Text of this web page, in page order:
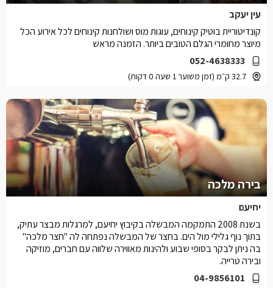
עין יעקב
052-4638333
32.7 ק״מ (זמן משוער 1 שעה 0 דקות)
קונדיטוריית בוטיק קינוחים, עוגות מוס ושולחנות קינוחים לכל אירוע הכל
מיוצר מחומרי הגלם הטובים ביותר. הזמנה מראש
בירה מלכה
יחיעם
04-9856101
בשנת 2008 התמקמה המבשלה בקיבוץ יחיעם, למרגלות מבצר עתיק,
בתוך נוף גלילי מול הים. בחצר של המבשלה נפתחה לה "חצר מלכה"
בה ניתן לבקר בסופי שבוע ולהינות מאווירה שלווה עם חברים, מוזיקה
ובירה טרייה.